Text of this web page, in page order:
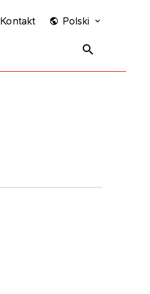
Kontakt Polski